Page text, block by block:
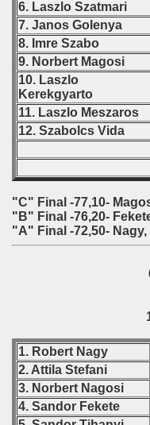
6. Laszlo Szatmari
7. Janos Golenya
8. Imre Szabo
9. Norbert Magosi
10. Laszlo
Kerekgyarto
11. Laszlo Meszaros
12. Szabolcs Vida
"C" Final -77,10-
"B" Final -76,20-
"A" Final -72,50-
1. Robert Nagy
2. Attila Stefani
3. Norbert Nagosi
4. Sandor Fekete
Qualifications) - 1998
- 1998
- 1998
qualifications) - 1998
- 1998
round) -